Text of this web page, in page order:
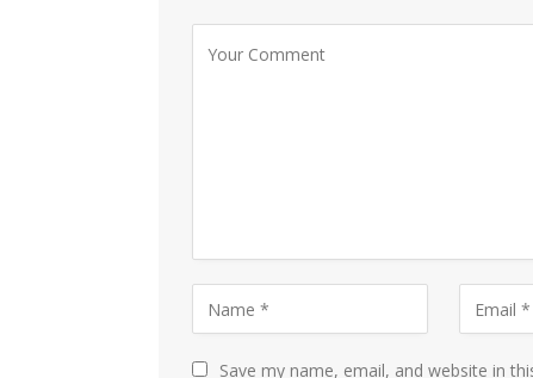
Save my name, email, and website in